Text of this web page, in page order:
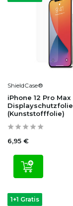
ShieldCase®
iPhone 12 Pro Max
Displayschutzfolie
(Kunststofffolie)
6,95 €
1+1 Gratis